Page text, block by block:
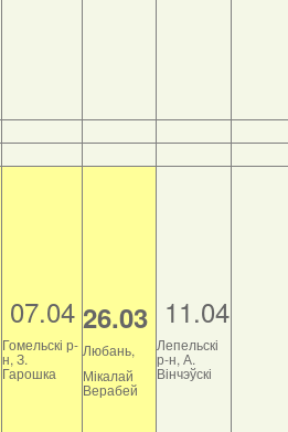
07.04
Гомельскі р-
н, З.
Гарошка
26.03
Любань,
Мікалай
Верабей
11.04
Лепельскі
р-н, А.
Вінчэўскі